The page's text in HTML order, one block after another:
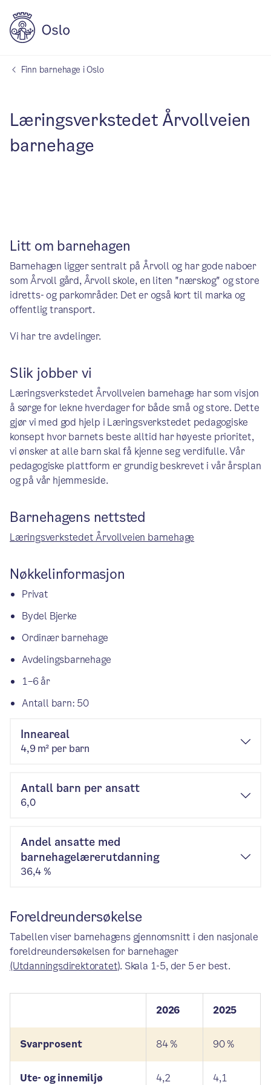
Finn barnehage i Oslo
Læringsverkstedet Årvollveien
barnehage
Litt om barnehagen
Barnehagen ligger sentralt på Årvoll og har gode naboer
som Årvoll gård, Årvoll skole, en liten "nærskog" og store
idretts- og parkområder. Det er også kort til marka og
offentlig transport.
Vi har tre avdelinger.
Slik jobber vi
Læringsverkstedet Årvollveien barnehage har som visjon
å sørge for lekne hverdager for både små og store. Dette
gjør vi med god hjelp i Læringsverkstedet pedagogiske
konsept hvor barnets beste alltid har høyeste prioritet,
vi ønsker at alle barn skal få kjenne seg verdifulle. Vår
pedagogiske plattform er grundig beskrevet i vår årsplan
og på vår hjemmeside.
Barnehagens nettsted
Læringsverkstedet Årvollveien barnehage
Nøkkelinformasjon
Privat
Bydel Bjerke
Ordinær barnehage
Avdelingsbarnehage
1–6 år
Antall barn: 50
Inneareal
4,9 m² per barn
Antall barn per ansatt
6,0
Andel ansatte med
barnehagelærerutdanning
36,4 %
Foreldreundersøkelse
Tabellen viser barnehagens gjennomsnitt i den nasjonale
foreldreundersøkelsen for barnehager
(Utdanningsdirektoratet). Skala 1-5, der 5 er best.
2026 2025
Svarprosent 84 % 90 %
Ute- og innemiljø 4,2 4,1